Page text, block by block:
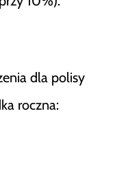
dla polisy
roczna: